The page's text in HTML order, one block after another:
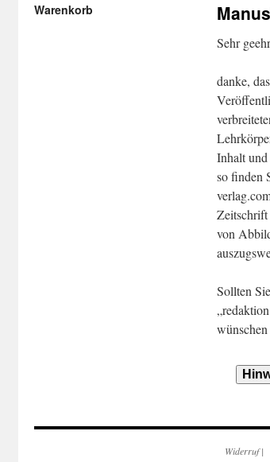
Sehr
danke,
Inhalt
so finden
Zeitschrift
von
Sollten
Warenkorb
Widerruf|